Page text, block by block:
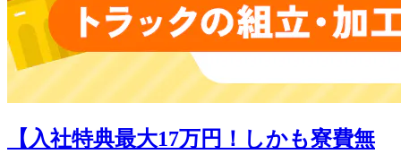
【入社特典最大17万円！しかも寮費無